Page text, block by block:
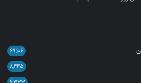
۶۹,۱۰۶
۸,۴۴۵